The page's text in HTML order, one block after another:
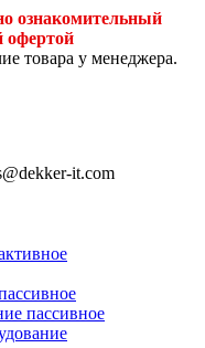
ознакомительный
офертой
товара у менеджера.
it.com
пассивное